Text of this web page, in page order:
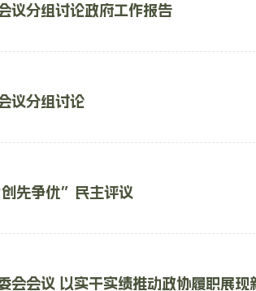
议分组讨论政府工作报告
议分组讨论
先争优”民主评议
会会议 以实干实绩推动政协履职展现